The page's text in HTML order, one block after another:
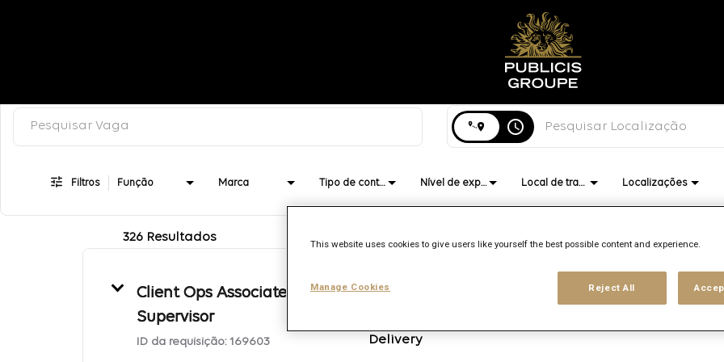
Job Search Page
access_time
Filtros Função Marca Tipo de contrato Nível de experiência Local de trabalho Localizações
326 Resultados
Client Ops Associate
Supervisor
ID da requisição: 169603
Marca
Delivery
Função
Finance
This website uses cookies to give users like yourself the best possible content and experience.
Reject All
Manage Cookies